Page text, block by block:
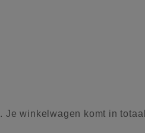
. Je winkelwagen komt in totaal